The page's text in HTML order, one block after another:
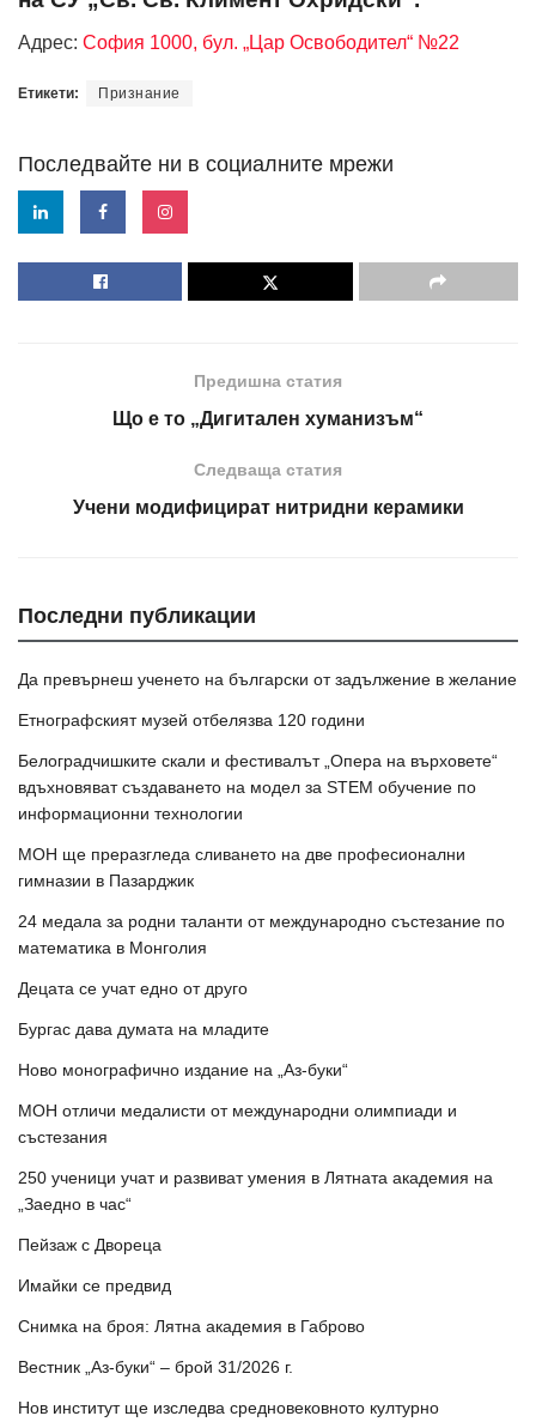
Адрес: София 1000, бул. „Цар Освободител“ №22
Етикети: Признание
Последвайте ни в социалните мрежи
Предишна статия
Що е то „Дигитален хуманизъм“
Следваща статия
Учени модифицират нитридни керамики
Последни публикации
Да превърнеш ученето на български от задължение в желание
Етнографският музей отбелязва 120 години
Белоградчишките скали и фестивалът „Опера на върховете“
вдъхновяват създаването на модел за STEM обучение по
информационни технологии
МОН ще преразгледа сливането на две професионални
гимназии в Пазарджик
24 медала за родни таланти от международно състезание по
математика в Монголия
Децата се учат едно от друго
Бургас дава думата на младите
Ново монографично издание на „Аз-буки“
МОН отличи медалисти от международни олимпиади и
състезания
250 ученици учат и развиват умения в Лятната академия на
„Заедно в час“
Пейзаж с Двореца
Имайки се предвид
Снимка на броя: Лятна академия в Габрово
Вестник „Аз-буки“ – брой 31/2026 г.
Нов институт ще изследва средновековното културно